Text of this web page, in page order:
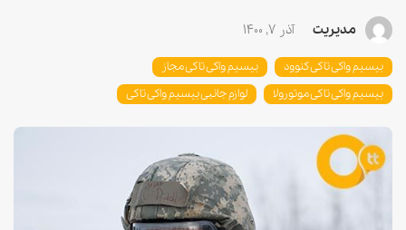
مدیریت آذر 7, 1400
بیسیم واکی تاکی کنوود
بیسیم واکی تاکی مجاز
بیسیم واکی تاکی موتورولا
لوازم جانبی بیسیم واکی تاکی